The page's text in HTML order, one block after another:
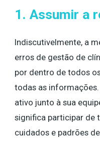
1. Assumir a
Indiscutivelmente, a
erros de gestão de
por dentro de todos
todas as informações.
ativo junto à sua
significa participar de
cuidados e padrões